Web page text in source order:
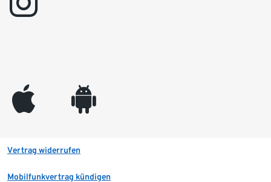
appleinc android
Vertrag widerrufen
Mobilfunkvertrag kündigen